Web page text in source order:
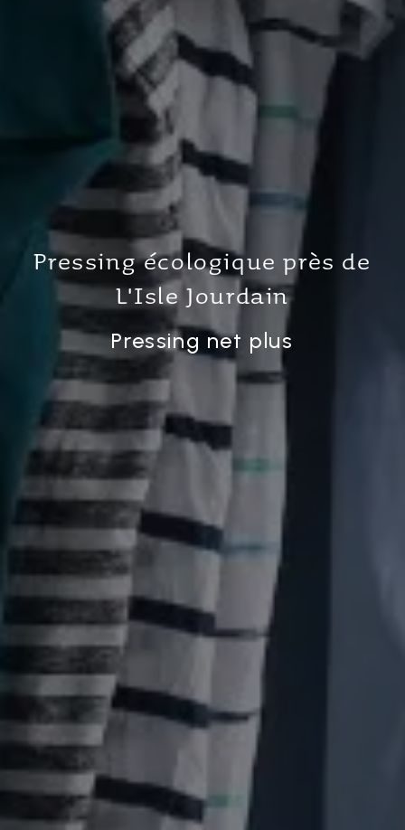
Pressing écologique près de
L'Isle Jourdain
Pressing net plus